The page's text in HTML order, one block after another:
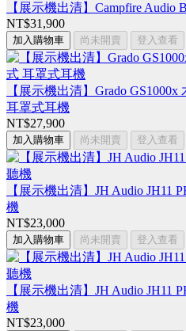
【展示機出清】Campfire Audio
NT$31,900
加入購物車 尚未開賣 登入查看
【展示機出清】Grado
耳罩式耳機
NT$27,900
加入購物車 尚未開賣 登入查看
【展示機出清】JH Audio JH11
機
NT$23,000
加入購物車 尚未開賣 登入查看
【展示機出清】JH Audio JH11
機
NT$23,000